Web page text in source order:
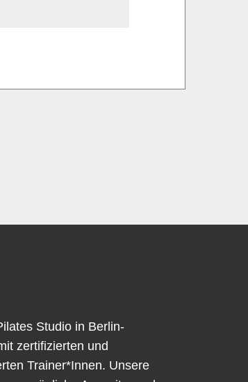
Studio in Berlin-
zertifizierten und
Trainer*Innen. Unsere